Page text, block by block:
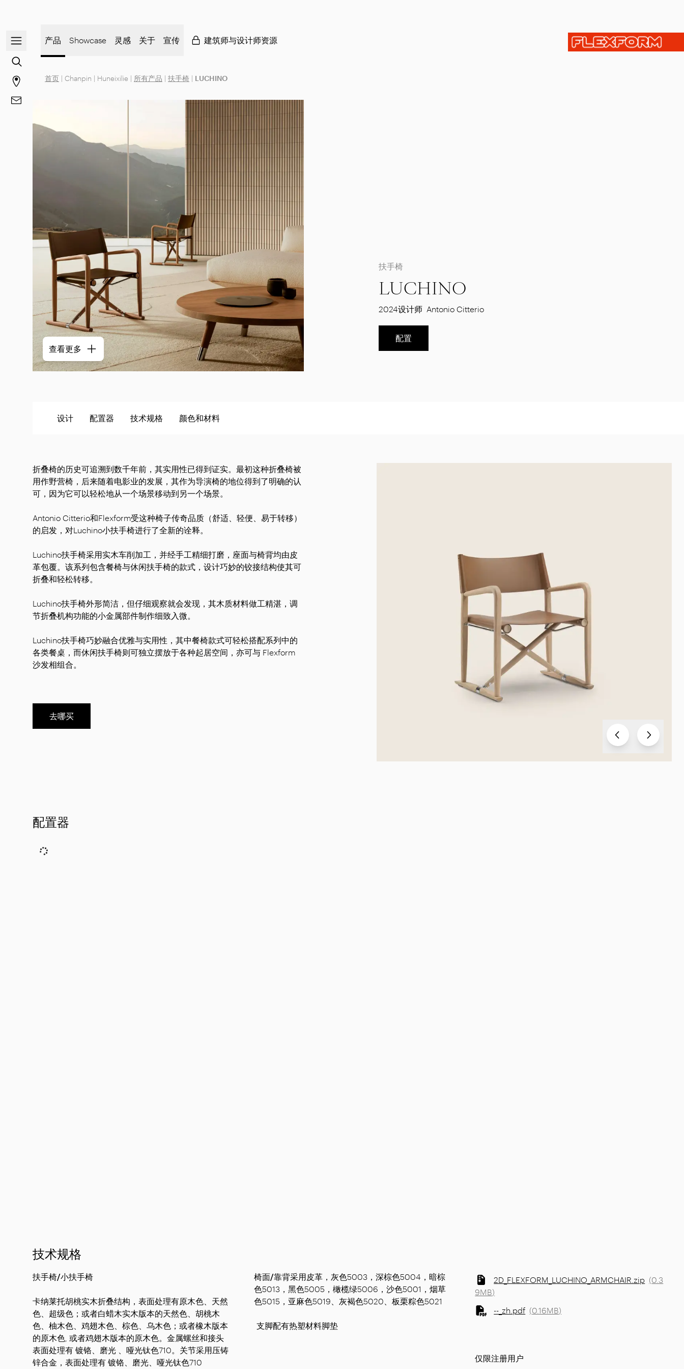
打开/关闭导航菜单
前往内容搜索
前往商店页面
前往 联系方式
产品 Showcase 灵感 关于 宣传 建筑师与设计师资源
首页 | Chanpin | Huneixilie | 所有产品 | 扶手椅 | LUCHINO
查看更多
扶手椅
LUCHINO
2024设计师 Antonio Citterio
配置
设计 配置器 技术规格 颜色和材料
折叠椅的历史可追溯到数千年前，其实用性已得到证实。最初这种折叠椅被
用作野营椅，后来随着电影业的发展，其作为导演椅的地位得到了明确的认
可，因为它可以轻松地从一个场景移动到另一个场景。
Antonio Citterio和Flexform受这种椅子传奇品质（舒适、轻便、易于转移）
的启发，对Luchino小扶手椅进行了全新的诠释。
Luchino扶手椅采用实木车削加工，并经手工精细打磨，座面与椅背均由皮
革包覆。该系列包含餐椅与休闲扶手椅的款式，设计巧妙的铰接结构使其可
折叠和轻松转移。
Luchino扶手椅外形简洁，但仔细观察就会发现，其木质材料做工精湛，调
节折叠机构功能的小金属部件制作细致入微。
Luchino扶手椅巧妙融合优雅与实用性，其中餐椅款式可轻松搭配系列中的
各类餐桌，而休闲扶手椅则可独立摆放于各种起居空间，亦可与 Flexform
沙发相组合。
去哪买
Test
Test
配置器
技术规格
扶手椅/小扶手椅
卡纳莱托胡桃实木折叠结构 ，表面处理有原木色、天然
色、超级色；或者白蜡木实木版本的天然色、胡桃木
色、柚木色、鸡翅木色、棕色、乌木色；或者橡木版本
的原木色, 或者鸡翅木版本的原木色。金属螺丝和接头
表面处理有 镀铬、磨光 、哑光钛色710。关节采用压铸
锌合金，表面处理有 镀铬、磨光、哑光钛色710
椅面/靠背采用皮革，灰色5003，深棕色5004，暗棕
色5013，黑色5005，橄榄绿5006，沙色5001，烟草
色5015，亚麻色5019、灰褐色5020、板栗粽色5021
支脚配有热塑材料脚垫
2D_FLEXFORM_LUCHINO_ARMCHAIR.zip (0.3
9MB)
--_zh.pdf (0.16MB)
仅限注册用户